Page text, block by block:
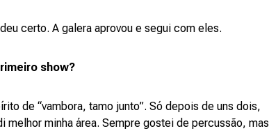
certo. A galera aprovou e segui com eles.
show?
de “vambora, tamo junto”. Só depois de uns dois,
minha área. Sempre gostei de percussão, mas